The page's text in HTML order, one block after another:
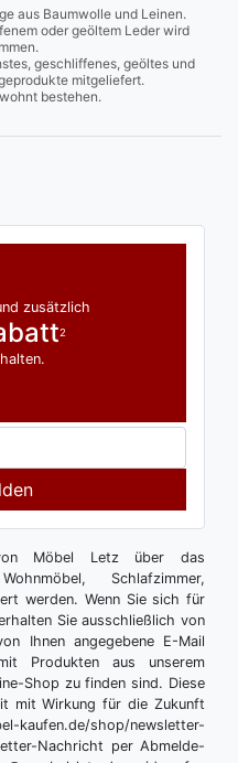
aus Baumwolle und Leinen.
oder geöltem Leder wird
geschliffenes, geöltes und
mitgeliefert.
bestehen.
zusätzlich
2
Möbel Letz über das
Schlafzimmer,
werden. Wenn Sie sich für
Sie ausschließlich von
Ihnen angegebene E-Mail
Produkten aus unserem
Shop zu finden sind. Diese
mit Wirkung für die Zukunft
shop/newsletter-
Nachricht per Abmelde-